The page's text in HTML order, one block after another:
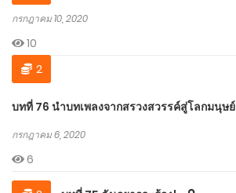
กรกฎาคม 10, 2020
10
2
บทที่ 76 นำบทเพลงจากสรวงสวรรค์สู่โลกมนุษย์
กรกฎาคม 6, 2020
6